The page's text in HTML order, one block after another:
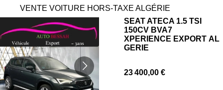
VENTE VOITURE HORS-TAXE ALGÉRIE
SEAT ATECA 1.5 TSI
150CV BVA7
XPERIENCE EXPORT AL
GERIE
23 400,00 €